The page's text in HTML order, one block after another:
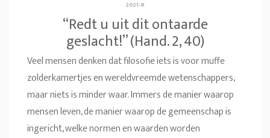
2021-R
“Redt u uit dit ontaarde
geslacht!” (Hand. 2, 40)
Veel mensen denken dat filosofie iets is voor muffe
zolderkamertjes en wereldvreemde wetenschappers,
maar niets is minder waar. Immers de manier waarop
mensen leven, de manier waarop de gemeenschap is
ingericht, welke normen en waarden worden